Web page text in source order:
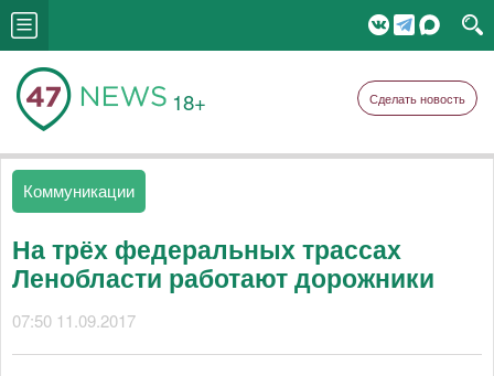
18+ Сделать новость
Коммуникации
На трёх федеральных трассах
Ленобласти работают дорожники
07:50 11.09.2017